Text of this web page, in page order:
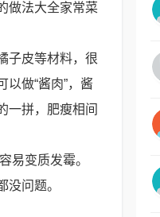
做法大全家常菜
子皮等材料，很
做“酱肉”，酱
一拼，肥瘦相间
易变质发霉。
问题。